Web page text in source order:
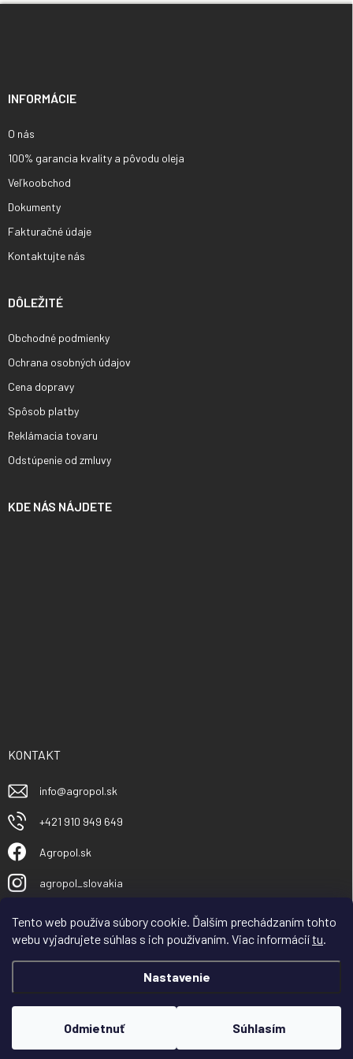
Tento web používa súbory cookie. Ďalším prechádzaním tohto
webu vyjadrujete súhlas s ich používaním. Viac informáciítu.
Nastavenie
Odmietnuť Súhlasím
INFORMÁCIE
O nás
100% garancia kvality a pôvodu oleja
Veľkoobchod
Dokumenty
Fakturačné údaje
Kontaktujte nás
DÔLEŽITÉ
Obchodné podmienky
Ochrana osobných údajov
Cena dopravy
Spôsob platby
Reklámacia tovaru
Odstúpenie od zmluvy
KDE NÁS NÁJDETE
KONTAKT
info@agropol.sk
+421 910 949 649
Agropol.sk
agropol_slovakia
Vytvoril Shoptet
Copyright 2026